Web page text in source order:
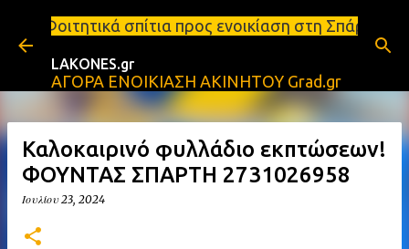
Μετάβαση στο κύριο περιεχόμενο
προς ενοικίαση στη Σπάρτη Ενοικιάσεις
LAKONES.gr
ΑΓΟΡΑ ΕΝΟΙΚΙΑΣΗ ΑΚΙΝΗΤΟΥ Grad.gr
Καλοκαιρινό φυλλάδιο εκπτώσεων!
ΦΟΥΝΤΑΣ ΣΠΑΡΤΗ 2731026958
Ιουλίου 23, 2024